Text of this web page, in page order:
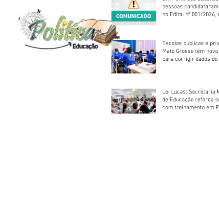
pessoas
no Edital nº 001/2026,
Escolas públicas e
Mato Grosso têm
para corrigir dados do
Lei Lucas: Secretaria
de Educação reforça
com treinamento em